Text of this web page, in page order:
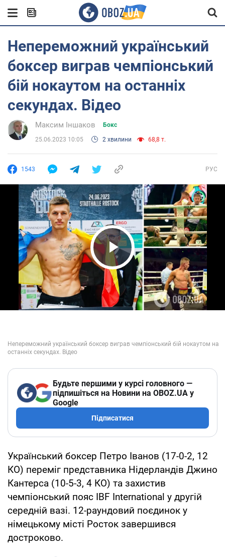
Непереможний український
боксер виграв чемпіонський
бій нокаутом на останніх
секундах. Відео
Максим Іншаков Бокс
25.06.2023 10:05 2 хвилини 68,8 т.
1543 РУС
Play Video
Будьте першими у курсі головного —
підпишіться на Новини на OBOZ.UA у
Google
Підписатися
Український боксер Петро Іванов (17-0-2, 12
КО) переміг представника Нідерландів Джино
Кантерса (10-5-3, 4 КО) та захистив
чемпіонський пояс IBF International у другій
середній вазі. 12-раундовий поєдинок у
німецькому місті Росток завершився
достроково.